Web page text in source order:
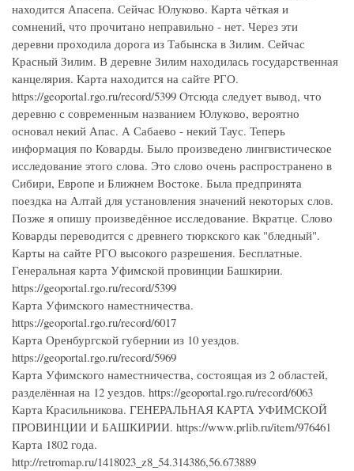
находится Апасепа. Сейчас Юлуково. Карта чёткая и
сомнений, что прочитано неправильно - нет. Через эти
деревни проходила дорога из Табынска в Зилим. Сейчас
Красный Зилим. В деревне Зилим находилась государственная
канцелярия. Карта находится на сайте РГО.
https://geoportal.rgo.ru/record/5399 Отсюда следует вывод, что
деревню с современным названием Юлуково, вероятно
основал некий Апас. А Сабаево - некий Таус. Теперь
информация по Коварды. Было произведено лингвистическое
исследование этого слова. Это слово очень распространено в
Сибири, Европе и Ближнем Востоке. Была предпринята
поездка на Алтай для установления значений некоторых слов.
Позже я опишу произведённое исследование. Вкратце. Слово
Коварды переводится с древнего тюркского как "бледный".
Карты на сайте РГО высокого разрешения. Бесплатные.
Генеральная карта Уфимской провинции Башкирии.
https://geoportal.rgo.ru/record/5399
Карта Уфимского наместничества.
https://geoportal.rgo.ru/record/6017
Карта Оренбургской губернии из 10 уездов.
https://geoportal.rgo.ru/record/5969
Карта Уфимского наместничества, состоящая из 2 областей,
разделённая на 12 уездов. https://geoportal.rgo.ru/record/6063
Карта Красильникова. ГЕНЕРАЛЬНАЯ КАРТА УФИМСКОЙ
ПРОВИНЦИИ И БАШКИРИИ. https://www.prlib.ru/item/976461
Карта 1802 года.
http://retromap.ru/1418023_z8_54.314386,56.673889